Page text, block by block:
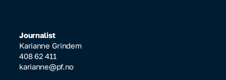
Journalist
Karianne Grindem
408 62 411
karianne@pf.no